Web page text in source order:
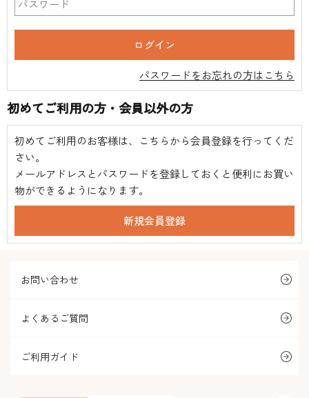
パスワードをお忘れの方はこちら
初めてご利用の方・会員以外の方
初めてご利用のお客様は、こちらから会員登録を行ってくだ
さい。
メールアドレスとパスワードを登録しておくと便利にお買い
物ができるようになります。
お問い合わせ
よくあるご質問
ご利用ガイド